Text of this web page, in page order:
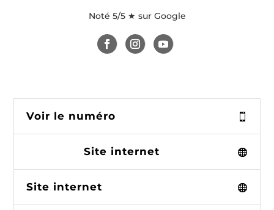
Noté 5/5 ★ sur Google
Voir le numéro
Site internet
Site internet